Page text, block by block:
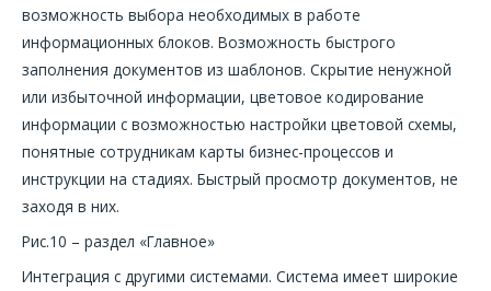
возможность выбора необходимых в работе
информационных блоков. Возможность быстрого
заполнения документов из шаблонов. Скрытие ненужной
или избыточной информации, цветовое кодирование
информации с возможностью настройки цветовой схемы,
понятные сотрудникам карты бизнес-процессов и
инструкции на стадиях. Быстрый просмотр документов, не
заходя в них.
Рис.10 – раздел «Главное»
Интеграция с другими системами. Система имеет широкие